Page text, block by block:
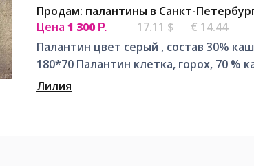
Продам: палантины в Санкт-
Цена 1 300 Р. 17.11 $
€ 14.44
Палантин цвет серый , состав 30%
180*70 Палантин клетка, горох, 70 %
Лилия